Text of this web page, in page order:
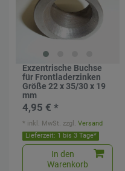
Exzentrische Buchse
für Frontladerzinken
Größe 22 x 35/30 x 19
mm
4,95 € *
Lieferzeit: 1 bis 3 Tage*
In den
Warenkorb
* inkl. MwSt. zzgl.Versand